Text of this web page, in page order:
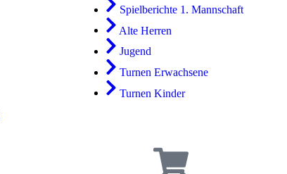
Spielberichte 1. Mannschaft
Alte Herren
Jugend
Turnen Erwachsene
Turnen Kinder